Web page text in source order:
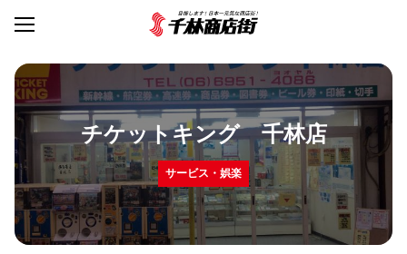
チケットキング 千林店
サービス・娯楽